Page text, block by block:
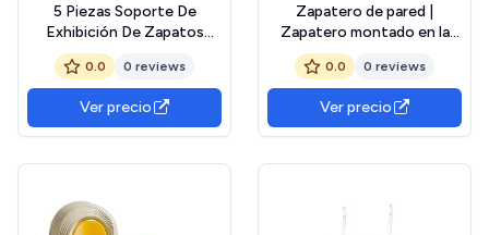
5 Piezas Soporte De
Exhibición De Zapatos
Ajustable, Expositor De
Aleación para Tacones
Altos, Sandalias Y Calzado
Deportivo, Ideal para
Tiendas Y Centros
0.0 0 reviews
Ver precio
Zapatero de pared |
Zapatero montado en la
pared - Soporte
impermeable para zapatos
de niños, cocina, sandalias,
sala de estar, baño
0.0 0 reviews
Ver precio